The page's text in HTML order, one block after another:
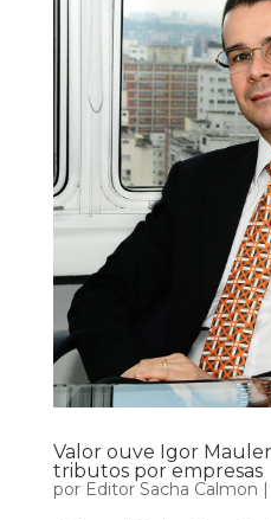
Valor ouve Igor
tributos por empresas
por Editor Sacha Calmon |